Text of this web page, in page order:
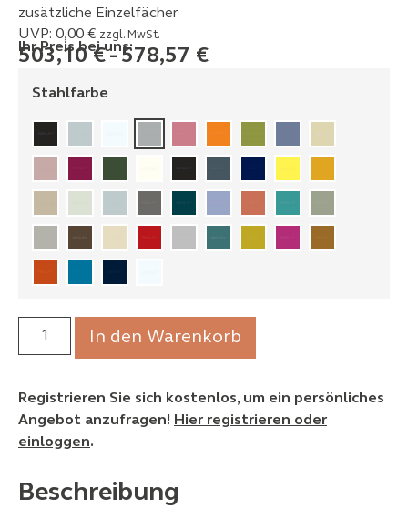
zusätzliche Einzelfächer
UVP: 0,00 € zzgl. MwSt.
Ihr Preis bei uns:
503,10€-578,57 €
Stahlfarbe
In den Warenkorb
Registrieren Sie sich kostenlos, um ein persönliches
Angebot anzufragen! Hier registrieren oder
einloggen.
Beschreibung